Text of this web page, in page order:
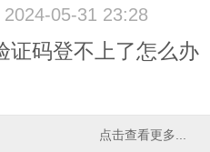
2024-05-31 23:28
证码登不上了怎么办